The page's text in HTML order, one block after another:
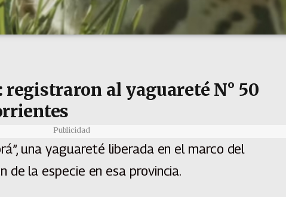
al yaguareté N° 50
Publicidad
una yaguareté liberada en el marco del
de la especie en esa provincia.